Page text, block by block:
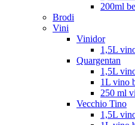
200ml
Brodi
Vini
Vinidor
1,5L
Quargentan
1,5L
1L vino
250 ml
Vecchio Tino
1,5L